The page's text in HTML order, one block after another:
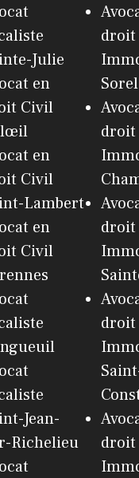
Julie
en
Civil
en
Civil
Lambert
en
Civil
Jean-
Richelieu
droit
droit
droit
droit
droit